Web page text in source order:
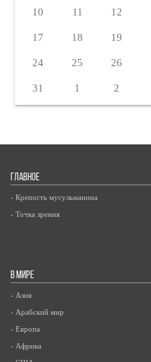
10 11 12
17 18 19
24 25 26
31 1 2
ГЛАВНОЕ
- Крепость мусульманина
- Точка зрения
В МИРЕ
- Азия
- Арабский мир
- Европа
- Африка